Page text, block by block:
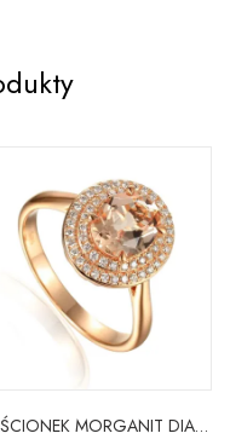
PIERŚCIONEK MORGANIT DIAMENTY pr 585 RÓŻOWE ZŁOTO